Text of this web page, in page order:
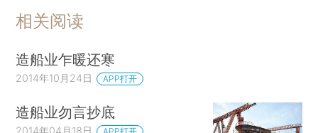
相关阅读
造船业乍暖还寒
2014年10月24日 APP打开
造船业勿言抄底